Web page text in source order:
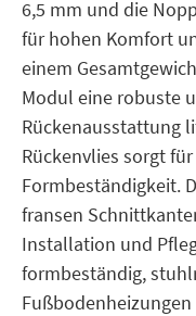
6,5 mm und die
für hohen Komfort
einem
Modul eine robuste
Rückenausstattung
Rückenvlies sorgt
Formbeständigkeit.
fransen
Installation und
formbeständig,